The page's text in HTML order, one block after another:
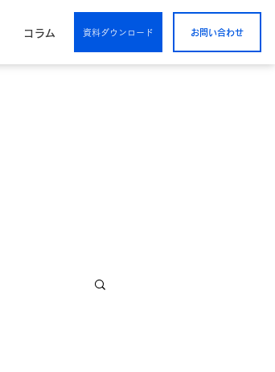
コラム 資料ダウンロード お問い合わせ